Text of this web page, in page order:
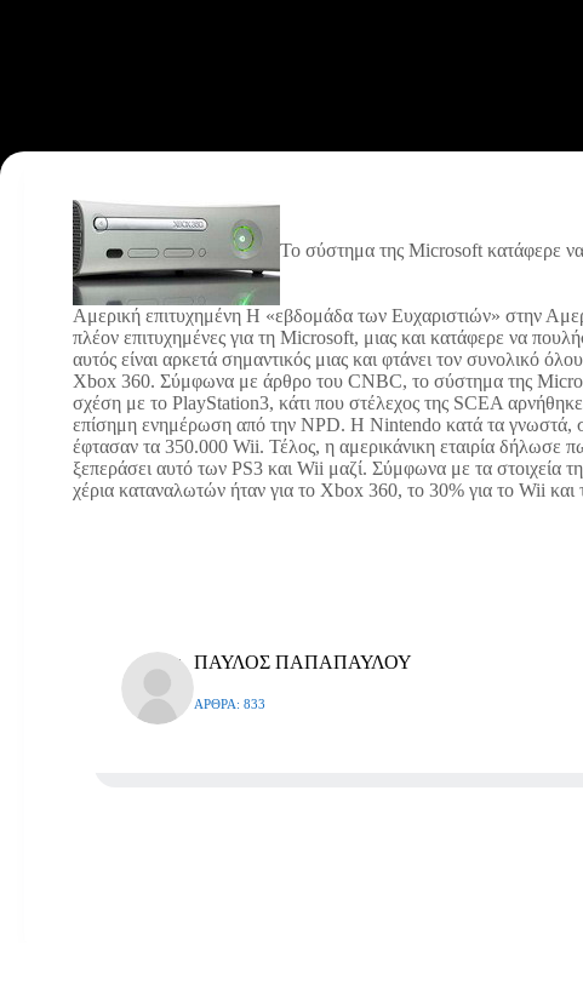
Το σύστημα της Microsoft κατάφερε
Αμερική επιτυχημένη H «εβδομάδα των Ευχαριστιών» στην
πλέον επιτυχημένες για τη Microsoft, μιας και κατάφερε να
αυτός είναι αρκετά σημαντικός μιας και φτάνει τον συνολικό
Xbox 360. Σύμφωνα με άρθρο του CNBC, το σύστημα της
σχέση με το PlayStation3, κάτι που στέλεχος της SCEA αρνήθηκε
επίσημη ενημέρωση από την NPD. Η Nintendo κατά τα γνωστά,
έφτασαν τα 350.000 Wii. Τέλος, η αμερικάνικη εταιρία δήλωσε
ξεπεράσει αυτό των PS3 και Wii μαζί. Σύμφωνα με τα στοιχεία
χέρια καταναλωτών ήταν για το Xbox 360, το 30% για το Wii
ΠΑΥΛΟΣ ΠΑΠΑΠΑΥΛΟΥ
ΆΡΘΡΑ: 833